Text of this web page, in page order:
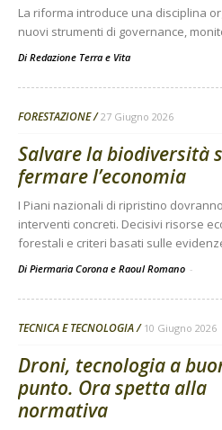
La riforma introduce una disciplina
nuovi strumenti di governance,
Di Redazione Terra e Vita
FORESTAZIONE 27 Giugno 2026
Salvare la biodiversità
fermare l’economia
I Piani nazionali di ripristino
interventi concreti. Decisivi risorse
forestali e criteri basati sulle
Di Piermaria Corona e Raoul Romano -
TECNICA E TECNOLOGIA 10 Giugno 2026
Droni, tecnologia a
punto. Ora spetta alla
normativa